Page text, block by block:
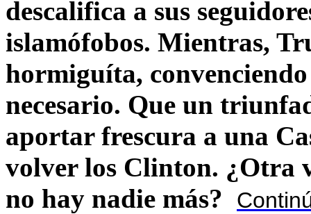
descalifica a sus
islamófobos. Mientras,
hormiguíta,
necesario. Que un
aportar frescura a una
volver los Clinton. ¿Otra
no hay nadie más?